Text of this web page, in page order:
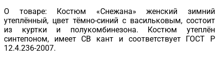
О товаре: Костюм «Снежана» женский зимний
утеплённый, цвет тёмно-синий с васильковым, состоит
из куртки и полукомбинезона. Костюм утеплён
синтепоном, имеет СВ кант и соответствует ГОСТ Р
12.4.236-2007.